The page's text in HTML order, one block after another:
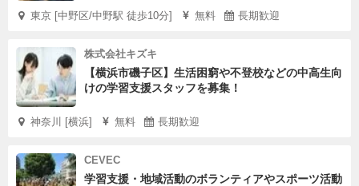
東京 [中野区/中野駅 徒歩10分] 無料 長期歓迎
株式会社キズキ
【横浜市磯子区】生活困窮や不登校などの中高生向
けの学習支援スタッフを募集！
神奈川 [横浜] 無料 長期歓迎
CEVEC
学習支援・地域活動のボランティアやスポーツ活動